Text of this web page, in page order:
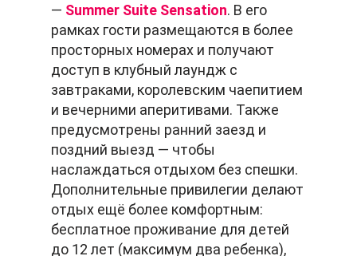
— Summer Suite Sensation. В его
рамках гости размещаются в более
просторных номерах и получают
доступ в клубный лаундж с
завтраками, королевским чаепитием
и вечерними аперитивами. Также
предусмотрены ранний заезд и
поздний выезд — чтобы
наслаждаться отдыхом без спешки.
Дополнительные привилегии делают
отдых ещё более комфортным:
бесплатное проживание для детей
до 12 лет (максимум два ребенка),